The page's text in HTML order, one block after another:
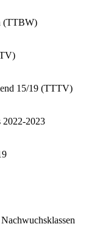
(TTBW)
15/19 (TTTV)
2022-2023